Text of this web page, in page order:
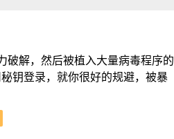
破解，然后被植入大量病毒程序的
钥登录，就你很好的规避，被暴